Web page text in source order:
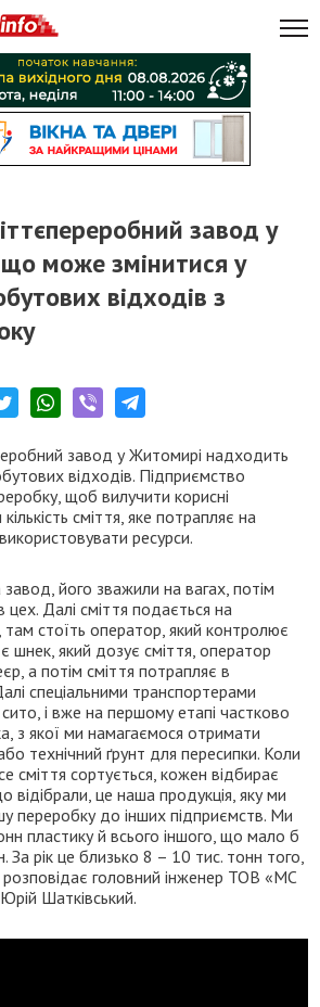
завод у
може змінитися у
відходів з
завод у Житомирі надходить
відходів. Підприємство
щоб вилучити корисні
сміття, яке потрапляє на
ресурси.
його зважили на вагах, потім
Далі сміття подається на
стоїть оператор, який контролює
шнек, який дозує сміття, оператор
а потім сміття потрапляє в
спеціальними транспортерами
і вже на першому етапі частково
з якої ми намагаємося отримати
технічний ґрунт для пересипки. Коли
сміття сортується, кожен відбирає
відібрали, це наша продукція, яку ми
переробку до інших підприємств. Ми
пластику й всього іншого, що мало б
За рік це близько 8 – 10 тис. тонн того,
головний інженер ТОВ «МС
Шатківський.